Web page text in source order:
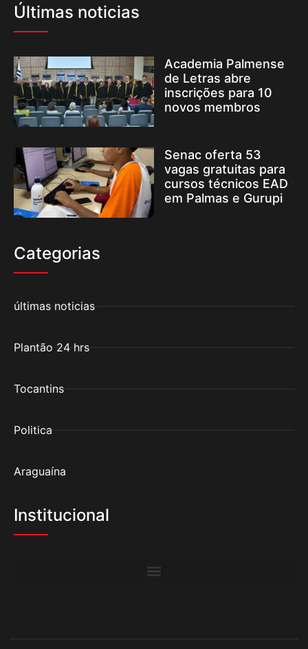
Últimas noticias
Academia Palmense
de Letras abre
inscrições para 10
novos membros
Senac oferta 53
vagas gratuitas para
cursos técnicos EAD
em Palmas e Gurupi
Categorias
últimas noticias
Plantão 24 hrs
Tocantins
Politica
Araguaína
Institucional